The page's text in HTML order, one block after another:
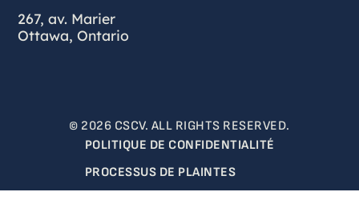
267, av. Marier
Ottawa, Ontario
© 2026 CSCV. ALL RIGHTS RESERVED.
POLITIQUE DE CONFIDENTIALITÉ
PROCESSUS DE PLAINTES